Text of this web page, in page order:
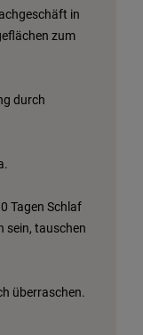
in
zum
durch
Tagen Schlaf
sein, tauschen
überraschen.